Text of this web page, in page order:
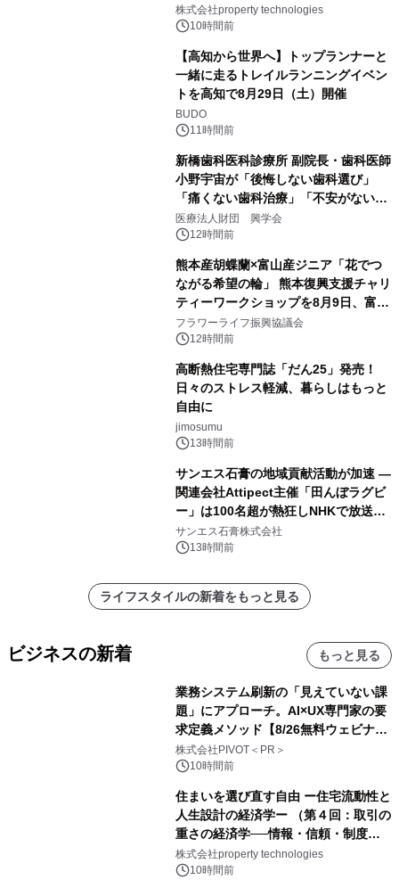
PropTechはどう組み替えるか）｜
PropTech-Lab
株式会社property technologies
10時間前
【高知から世界へ】トップランナーと
一緒に走るトレイルランニングイベン
トを高知で8月29日（土）開催
BUDO
11時間前
新橋歯科医科診療所 副院長・歯科医師
小野宇宙が「後悔しない歯科選び」
「痛くない歯科治療」「不安がない治
療計画」をテーマに専門監修
医療法人財団 興学会
12時間前
熊本産胡蝶蘭×富山産ジニア「花でつ
ながる希望の輪」 熊本復興支援チャリ
ティーワークショップを8月9日、富
山・射水で開催
フラワーライフ振興協議会
12時間前
高断熱住宅専門誌「だん25」発売！
日々のストレス軽減、暮らしはもっと
自由に
jimosumu
13時間前
サンエス石膏の地域貢献活動が加速 ―
関連会社Attipect主催「田んぼラグビ
ー」は100名超が熱狂しNHKで放送さ
れました。
サンエス石膏株式会社
13時間前
ライフスタイルの新着をもっと見る
ビジネスの新着 もっと見る
業務システム刷新の「見えていない課
題」にアプローチ。AI×UX専門家の要
求定義メソッド【8/26無料ウェビナ
ー】株式会社PIVOT
株式会社PIVOT＜PR＞
10時間前
住まいを選び直す自由 ー住宅流動性と
人生設計の経済学ー （第４回：取引の
重さの経済学──情報・信頼・制度を
PropTechはどう組み替えるか）｜
PropTech-Lab
株式会社property technologies
10時間前